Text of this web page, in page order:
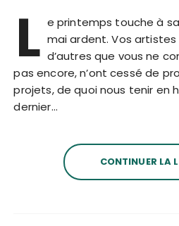
L e printemps touche à
mai ardent. Vos artistes
d’autres que vous ne
pas encore, n’ont cessé de
projets, de quoi nous tenir en
dernier…
CONTINUER LA